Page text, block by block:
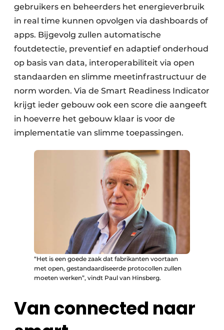
gebruikers en beheerders het energieverbruik
in real time kunnen opvolgen via dashboards of
apps. Bijgevolg zullen automatische
foutdetectie, preventief en adaptief onderhoud
op basis van data, interoperabiliteit via open
standaarden en slimme meetinfrastructuur de
norm worden. Via de Smart Readiness Indicator
krijgt ieder gebouw ook een score die aangeeft
in hoeverre het gebouw klaar is voor de
implementatie van slimme toepassingen.
“Het is een goede zaak dat fabrikanten voortaan
met open, gestandaardiseerde protocollen zullen
moeten werken”, vindt Paul van Hinsberg.
Van connected naar